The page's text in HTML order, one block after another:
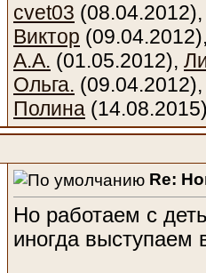
cvet03
Виктор
А.А. (01.05.2012),
Ольга.
Полина
Re:
Но работаем с
иногда выступаем